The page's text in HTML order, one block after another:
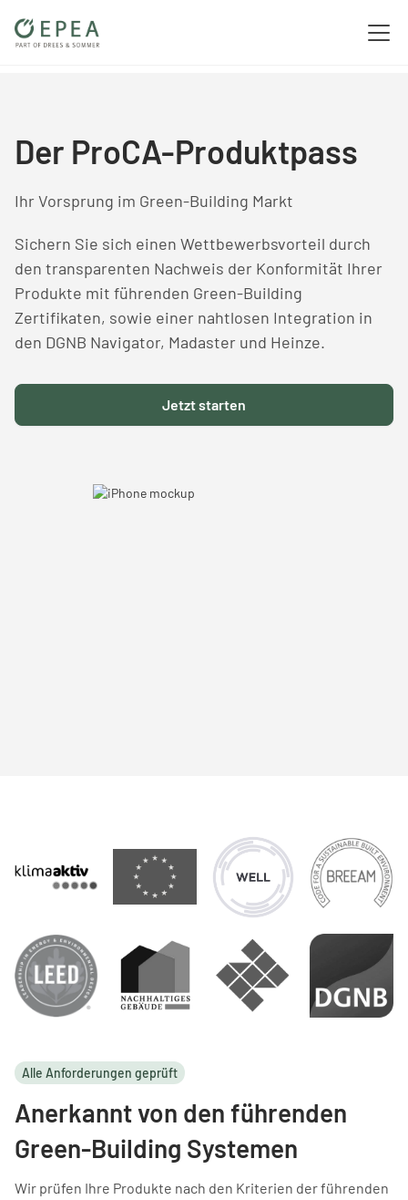
Der ProCA-Produktpass
Ihr Vorsprung im Green-Building Markt
Sichern Sie sich einen Wettbewerbsvorteil durch
den transparenten Nachweis der Konformität Ihrer
Produkte mit führenden Green-Building
Zertifikaten, sowie einer nahtlosen Integration in
den DGNB Navigator, Madaster und Heinze.
Jetzt starten
Alle Anforderungen geprüft
Anerkannt von den führenden
Green-Building Systemen
Wir prüfen Ihre Produkte nach den Kriterien der führenden